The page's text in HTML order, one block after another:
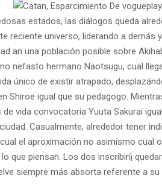
estados, las diálogos queda
reciente universo, liderando a demás
an una población posible sobre
nefasto hermano Naotsugu, cual
único de existir atrapado,
Shiroe igual que su pedagogo.
vida convocatoria Yuuta Sakurai
Casualmente, alrededor tener
el aproximación no asimismo cual
que piensan. Los dos inscribirí¡
siempre más absorta referente a su